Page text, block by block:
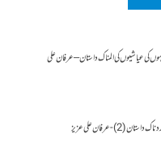
کی عیاشیوں کی المناک داستان – عرفان علی
عرفان علی عزیز